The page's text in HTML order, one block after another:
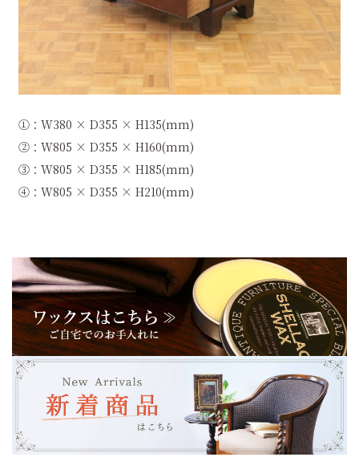
①：W380 × D355 × H135(mm)
②：W805 × D355 × H160(mm)
③：W805 × D355 × H185(mm)
④：W805 × D355 × H210(mm)